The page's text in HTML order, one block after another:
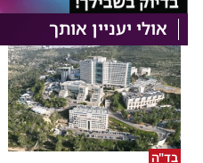
אולי יעניין אותך
בד"ה